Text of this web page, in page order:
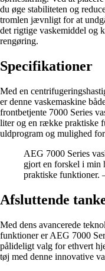
du øge stabiliteten og
tromlen jævnligt for at
det rigtige vaskemiddel og
rengøring.
Specifikationer
Med en
er denne vaskemaskine
frontbetjente 7000 Series
liter og en række praktiske
uldprogram og mulighed
AEG 7000 Series
gjort en forskel i min
praktiske funktioner.
Afsluttende
Med dens avancerede
funktioner er AEG 7000
pålideligt valg for ethvert
tøj med denne innovative